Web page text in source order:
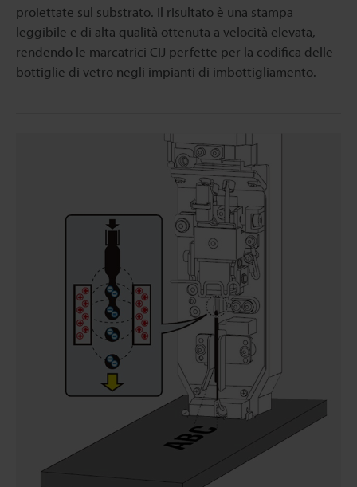
proiettate sul substrato. Il risultato è una stampa
leggibile e di alta qualità ottenuta a velocità elevata,
rendendo le marcatrici CIJ perfette per la codifica delle
bottiglie di vetro negli impianti di imbottigliamento.